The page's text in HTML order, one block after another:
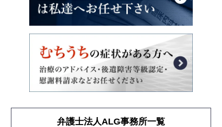
弁護士法人ALG事務所一覧